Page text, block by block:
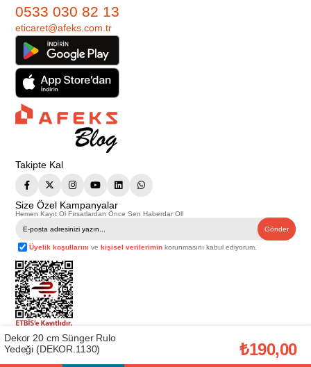
0533 030 82 13
eticaret@afeks.com.tr
Takipte Kal
Size Özel Kampanyalar
Hemen Kayıt Ol Fırsatlardan Önce Sen Haberdar Ol!
Gönder
Üyelik koşullarını vekişisel verilerimin korunmasını kabul ediyorum.
Telif Hakkı © 2026Afeks Yapı Market
. Tüm hakları saklıdır.
Bu web sitesindeki tüm ürünler ticari amaçlıdır. Web sitemizde yer alan
görsel ve yazılı içerikler firmamıza ait olup, firmamızın yazılı izni alınmadan
Dekor 20 cm Sünger Rulo
Yedeği (DEKOR.1130)
₺190,00